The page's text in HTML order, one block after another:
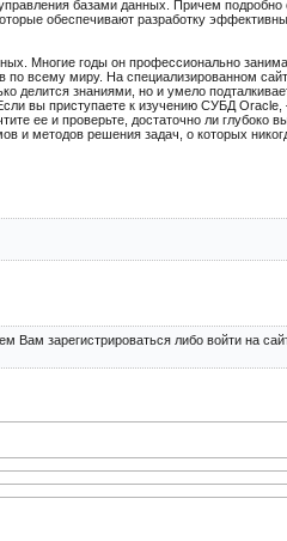
базами данных. Причем подробно
обеспечивают разработку
Многие годы он профессионально
по всему миру. На специализированном
делится знаниями, но и умело
вы приступаете к изучению СУБД
ее и проверьте, достаточно ли глубоко
и методов решения задач, о которых
Вам зарегистрироваться либо войти на